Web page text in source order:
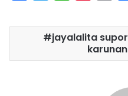
c
b
i
t
t
a
t
s
n
t
e
a
i
l
jayalalita